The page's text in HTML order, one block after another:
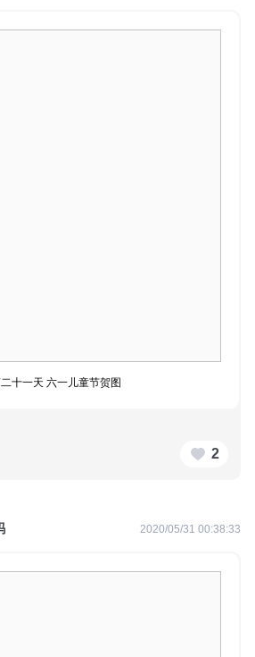
十一天 六一儿童节贺图
2
2020/05/31 00:38:33